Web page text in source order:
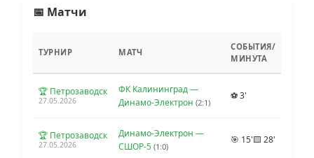
📅 Матчи
ТУРНИР МАТЧ
СОБЫТИЯ/
МИНУТА
🏆 Петрозаводск
27.05.2026
ФК Калининград —
Динамо-Электрон (2:1)
⚽ 3'
🏆 Петрозаводск
27.05.2026
Динамо-Электрон —
СШОР-5 (1:0)
🎯 15'🟨 28'